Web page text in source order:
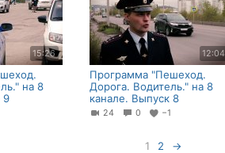
15:26
на 8
9
12:04
Программа "Пешеход.
Дорога. Водитель." на 8
канале. Выпуск 8
24 0 −1
1 2 →